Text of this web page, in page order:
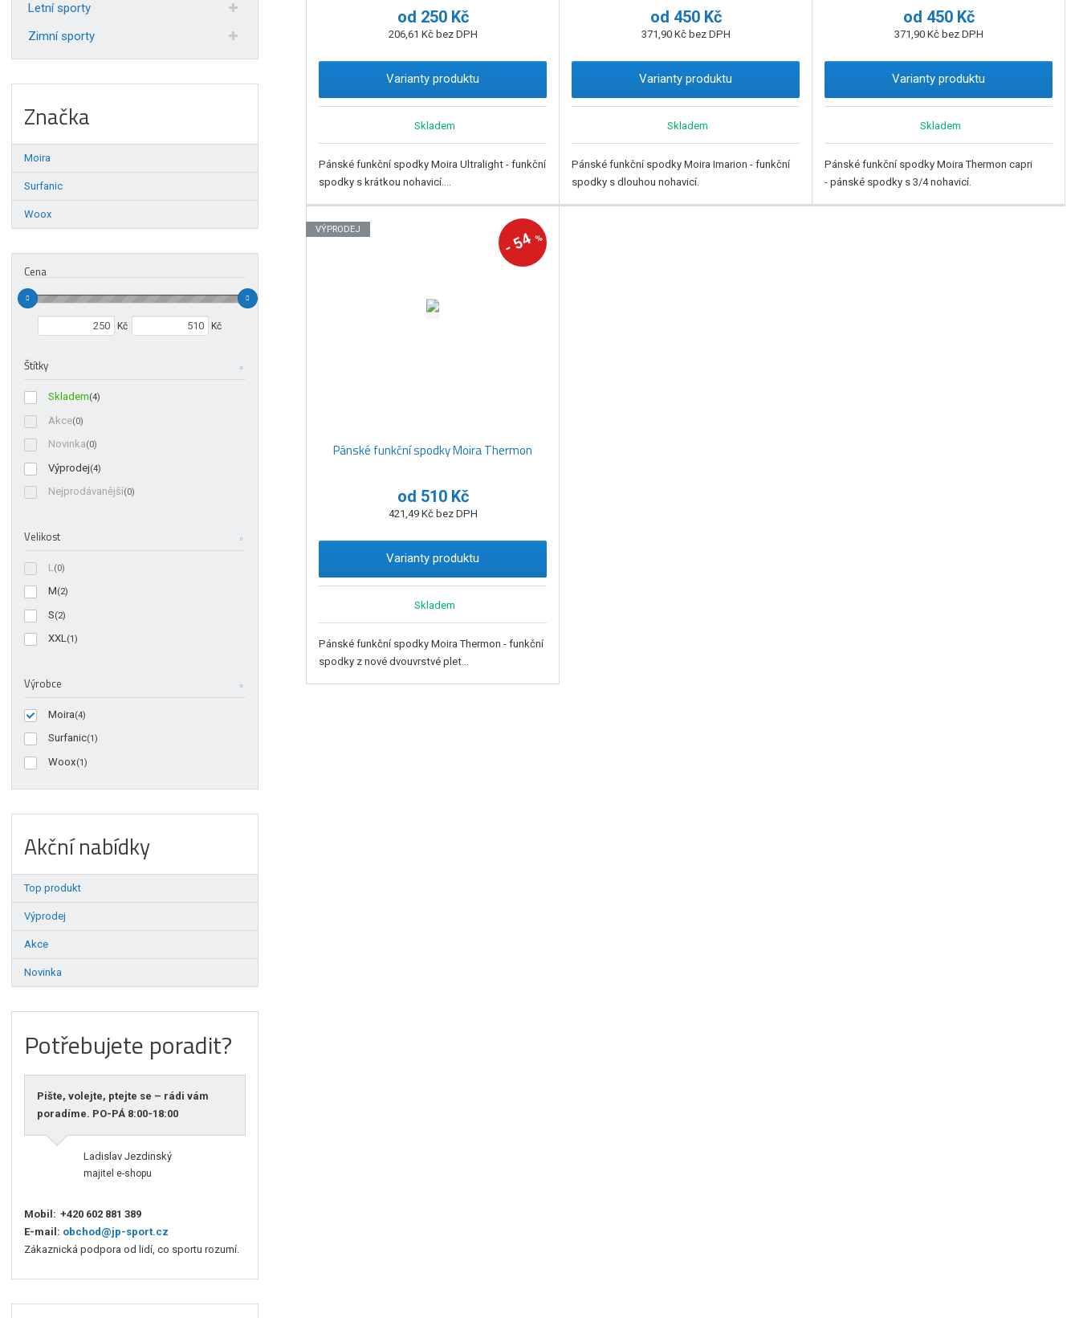
od 250 Kč
206,61 Kč bez DPH
Varianty produktu
Skladem
Pánské funkční spodky Moira Ultralight - funkční
spodky s krátkou nohavicí....
od 450 Kč
371,90 Kč bez DPH
Varianty produktu
Skladem
Pánské funkční spodky Moira Imarion - funkční
spodky s dlouhou nohavicí.
od 450 Kč
371,90 Kč bez DPH
Varianty produktu
Skladem
Pánské funkční spodky Moira Thermon capri
- pánské spodky s 3/4 nohavicí.
-
54%
VÝPRODEJ
Pánské funkční spodky Moira Thermon
od 510 Kč
421,49 Kč bez DPH
Varianty produktu
Skladem
Pánské funkční spodky Moira Thermon - funkční
spodky z nové dvouvrstvé plet...
Letní sporty
Zimní sporty
Značka
Moira
Surfanic
Woox
Cena
Min. hodnota Kč Max. hodnota Kč
Štítky
Skladem(4)
Akce(0)
Novinka(0)
Výprodej(4)
Nejprodávanější(0)
Velikost
L (0)
M(2)
S(2)
XXL(1)
Výrobce
Moira(4)
Surfanic(1)
Woox(1)
Akční nabídky
Top produkt
Výprodej
Akce
Novinka
Potřebujete poradit?
Pište, volejte, ptejte se – rádi vám
poradíme. PO-PÁ 8:00-18:00
Ladislav Jezdinský
majitel e-shopu
Mobil: +420 602 881 389
E-mail: obchod@jp-sport.cz
Zákaznická podpora od lidí, co sportu rozumí.